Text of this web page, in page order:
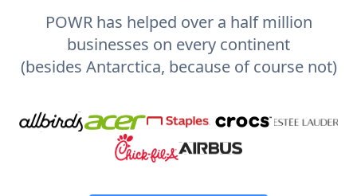
POWR has helped over a half million
businesses on every continent
(besides Antarctica, because of course not)